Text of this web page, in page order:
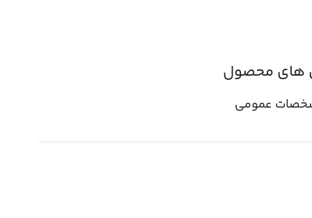
های محصول
عمومی